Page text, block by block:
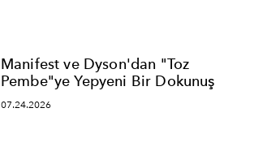
Manifest ve Dyson'dan "Toz
Pembe"ye Yepyeni Bir Dokunuş
07.24.2026